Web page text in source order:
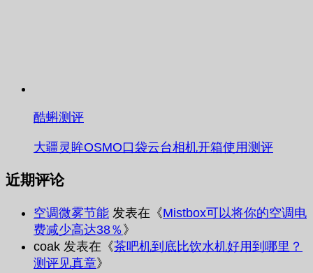
酷蝌测评
大疆灵眸OSMO口袋云台相机开箱使用测评
近期评论
空调微雾节能 发表在《Mistbox可以将你的空调电
费减少高达38％》
coak 发表在《茶吧机到底比饮水机好用到哪里？
测评见真章》